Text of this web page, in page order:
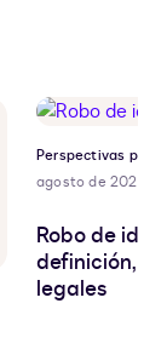
Perspectivas para
agosto de 2026
Robo de
definición,
legales